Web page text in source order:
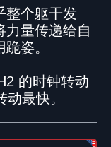
整个躯干发
力量传递给自
姿。
的时钟转动
最快。